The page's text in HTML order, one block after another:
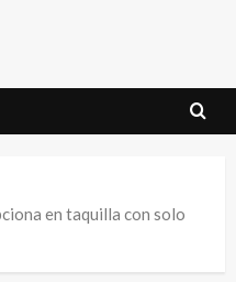
en taquilla con solo